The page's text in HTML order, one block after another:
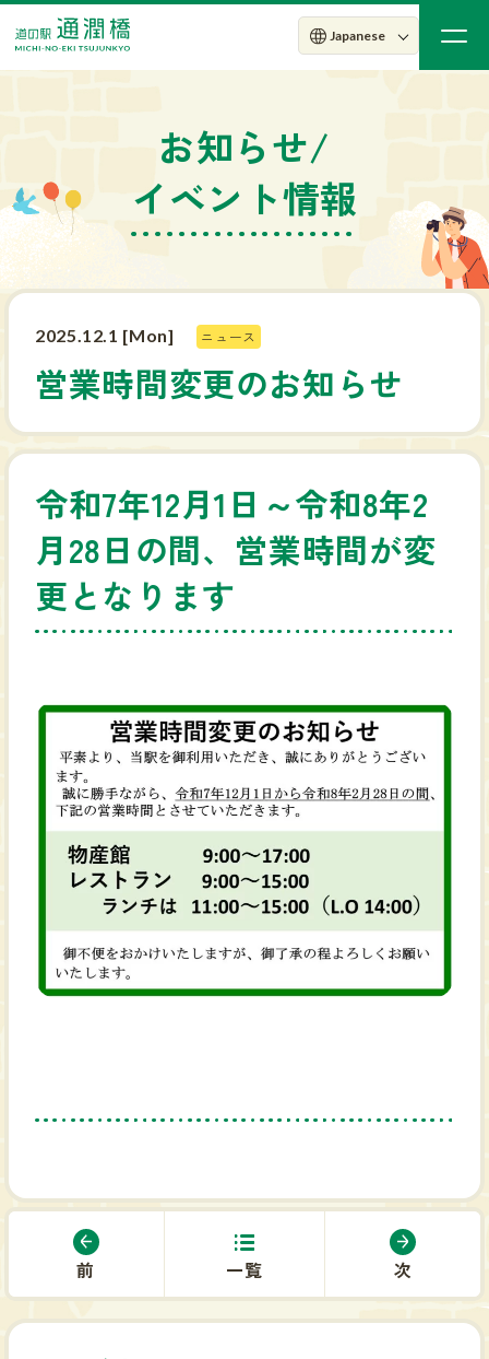
お知らせ/
イベント情報
2025.12.1 [Mon] ニュース
営業時間変更のお知らせ
令和7年12月1日～令和8年2
月28日の間、営業時間が変
更となります
前 一覧 次